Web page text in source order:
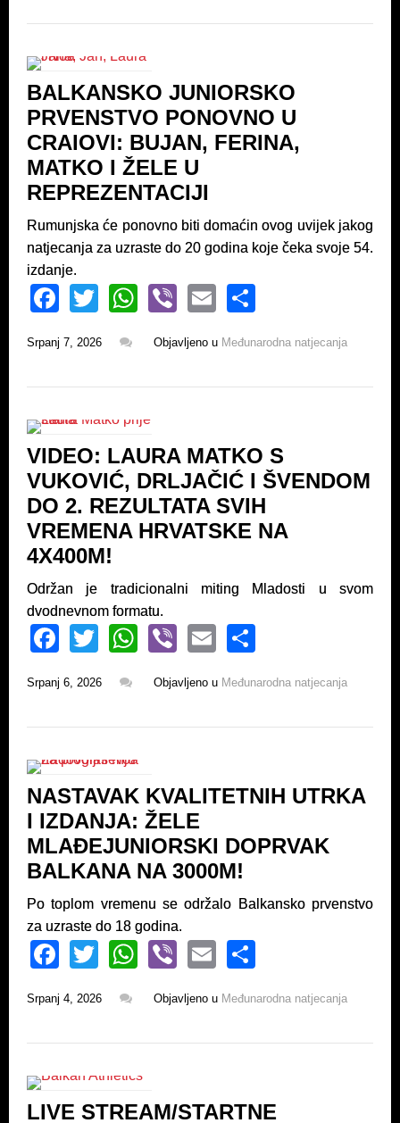
e
o
k
er s
p
e
BALKANSKO JUNIORSKO
PRVENSTVO PONOVNO U
CRAIOVI: BUJAN, FERINA,
MATKO I ŽELE U
REPREZENTACIJI
Rumunjska će ponovno biti domaćin ovog uvijek jakog
natjecanja za uzraste do 20 godina koje čeka svoje 54.
izdanje.
F
c
e
o
k
T
tt
er
W
at
s
p
Vi
er
E
ail ar
e
Srpanj 7, 2026 Objavljeno u Međunarodna natjecanja
VIDEO: LAURA MATKO S
VUKOVIĆ, DRLJAČIĆ I ŠVENDOM
DO 2. REZULTATA SVIH
VREMENA HRVATSKE NA
4X400M!
Održan je tradicionalni miting Mladosti u svom
dvodnevnom formatu.
F
c
e
o
k
T
tt
er
W
at
s
p
Vi
er
E
ail ar
e
Srpanj 6, 2026 Objavljeno u Međunarodna natjecanja
NASTAVAK KVALITETNIH UTRKA
I IZDANJA: ŽELE
MLAĐEJUNIORSKI DOPRVAK
BALKANA NA 3000M!
Po toplom vremenu se održalo Balkansko prvenstvo
za uzraste do 18 godina.
F
c
e
T
tt
er
W
at
s
Vi
er
E
ail ar
e
Srpanj 4, 2026 Objavljeno u Međunarodna natjecanja
LIVE STREAM/STARTNE